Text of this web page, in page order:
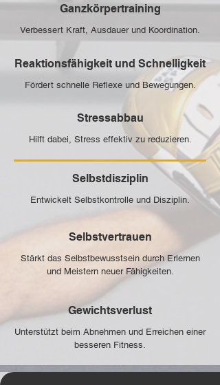
Ganzkörpertraining
Verbessert Kraft, Ausdauer und Koordination.
Reaktionsfähigkeit und Schnelligkeit
Fördert schnelle Reflexe und Bewegungen.
Stressabbau
Hilft dabei, Stress effektiv zu reduzieren.
Selbstdisziplin
Entwickelt Selbstkontrolle und Disziplin.
Selbstvertrauen
Stärkt das Selbstbewusstsein durch Erlernen
und Meistern neuer Fähigkeiten.
Gewichtsverlust
Unterstützt beim Abnehmen und Erreichen einer
besseren Fitness.